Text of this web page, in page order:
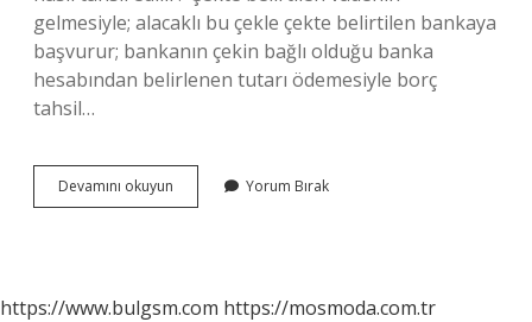
gelmesiyle; alacaklı bu çekle çekte belirtilen bankaya
başvurur; bankanın çekin bağlı olduğu banka
hesabından belirlenen tutarı ödemesiyle borç
tahsil…
Devamını okuyun
Alındıktan
Yorum Bırak
https://www.bulgsm.com https://mosmoda.com.tr